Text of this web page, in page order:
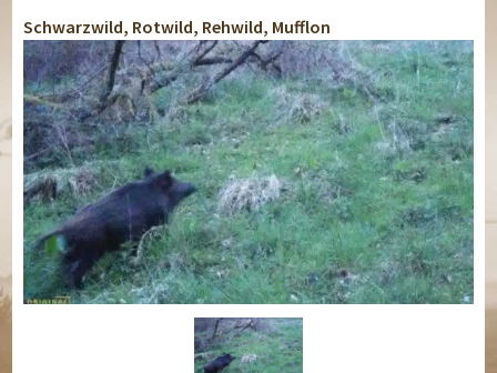
Schwarzwild, Rotwild, Rehwild, Mufflon